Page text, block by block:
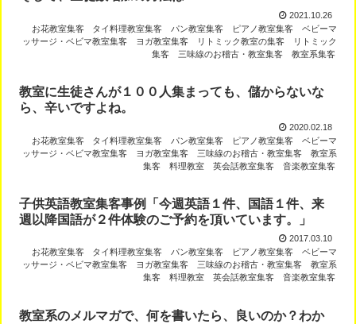
2021.10.26
お花教室集客
タイ料理教室集客 パン教室集客 ピアノ教室集客
ベビーマ
ッサージ・ベビマ教室集客
ヨガ教室集客 リトミック教室の集客
リトミック
集客
三味線のお稽古・教室集客 教室系集客
教室に生徒さんが１００人集まっても、儲からないな
ら、辛いですよね。
2020.02.18
お花教室集客
タイ料理教室集客 パン教室集客 ピアノ教室集客
ベビーマ
ッサージ・ベビマ教室集客
ヨガ教室集客 三味線のお稽古・教室集客
教室系
集客
料理教室 英会話教室集客 音楽教室集客
子供英語教室集客事例「今週英語１件、国語１件、来
週以降国語が２件体験のご予約を頂いています。」
2017.03.10
お花教室集客
タイ料理教室集客 パン教室集客 ピアノ教室集客
ベビーマ
ッサージ・ベビマ教室集客
ヨガ教室集客 三味線のお稽古・教室集客
教室系
集客
料理教室 英会話教室集客 音楽教室集客
教室系のメルマガで、何を書いたら、良いのか？わか